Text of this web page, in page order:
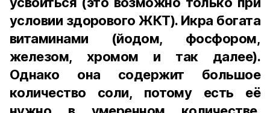
условии здорового ЖКТ). Икра богата
витаминами (йодом, фосфором,
железом, хромом и так далее).
Однако она содержит большое
количество соли, потому есть её